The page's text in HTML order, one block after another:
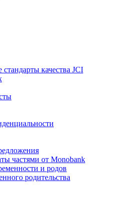
качества JCI
частями от Monobank
и родов
родительства